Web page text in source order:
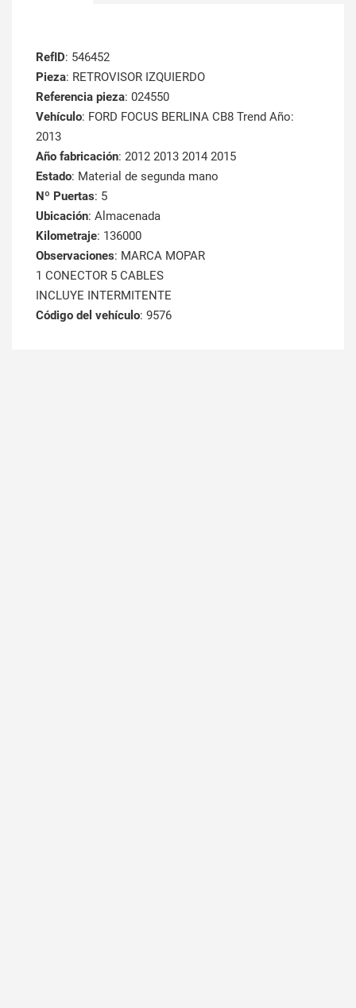
RefID: 546452
Pieza: RETROVISOR IZQUIERDO
Referencia pieza: 024550
Vehículo: FORD FOCUS BERLINA CB8 Trend Año:
2013
Año fabricación: 2012 2013 2014 2015
Estado: Material de segunda mano
Nº Puertas: 5
Ubicación: Almacenada
Kilometraje: 136000
Observaciones: MARCA MOPAR
1 CONECTOR 5 CABLES
INCLUYE INTERMITENTE
Código del vehículo: 9576